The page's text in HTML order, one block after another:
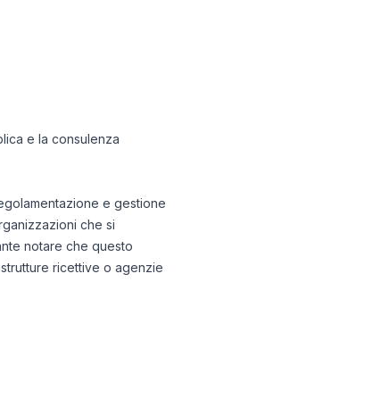
e la consulenza
e gestione
che si
notare che questo
ricettive o agenzie